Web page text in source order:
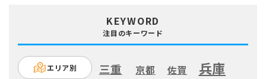
KEYWORD
注目のキーワード
エリア別 三重 京都 佐賀 兵庫